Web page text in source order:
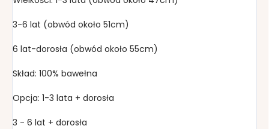
3-6 lat (obwód około 51cm)
6 lat-dorosła (obwód około 55cm)
Skład: 100% bawełna
Opcja: 1-3 lata + dorosła
3 - 6 lat + dorosła